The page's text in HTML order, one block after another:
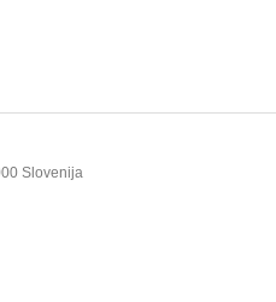
Slovenija